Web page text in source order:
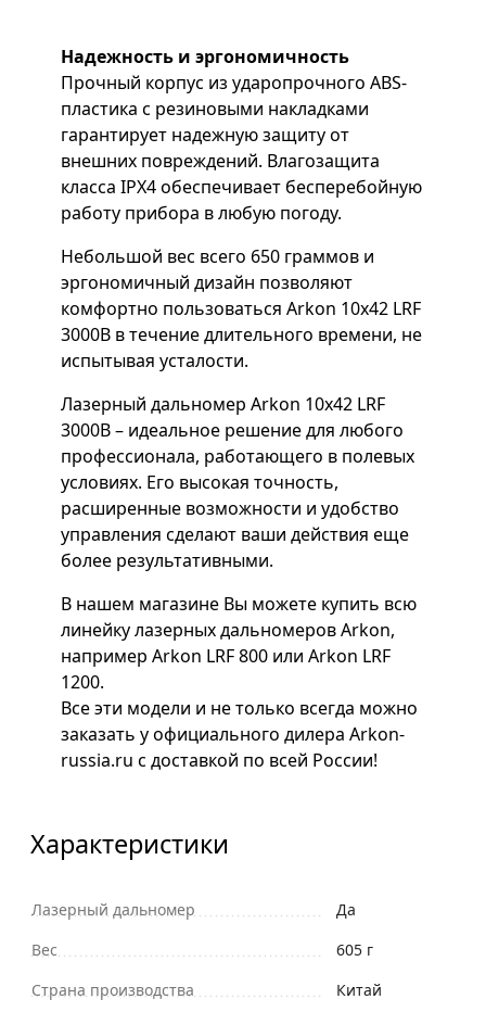
Надежность и эргономичность
Прочный корпус из ударопрочного ABS-
пластика с резиновыми накладками
гарантирует надежную защиту от
внешних повреждений. Влагозащита
класса IPX4 обеспечивает бесперебойную
работу прибора в любую погоду.
Небольшой вес всего 650 граммов и
эргономичный дизайн позволяют
комфортно пользоваться Arkon 10x42 LRF
3000B в течение длительного времени, не
испытывая усталости.
Лазерный дальномер Arkon 10x42 LRF
3000B – идеальное решение для любого
профессионала, работающего в полевых
условиях. Его высокая точность,
расширенные возможности и удобство
управления сделают ваши действия еще
более результативными.
В нашем магазине Вы можете купить всю
линейку лазерных дальномеров Arkon,
например Arkon LRF 800 или Arkon LRF
1200.
Все эти модели и не только всегда можно
заказать у официального дилера Arkon-
russia.ru с доставкой по всей России!
Характеристики
Лазерный дальномер
Да
Вес
605 г
Страна производства
Китай